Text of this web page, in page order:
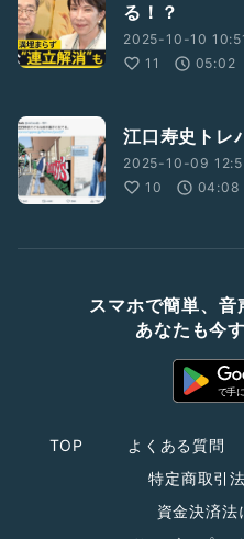
る！？
2025-10-10
11
05:02
江口寿史ト
2025-10-09
10
04:08
スマホで簡単、音
あなたも今
TOP よくある質問
特定商取引
資金決済法